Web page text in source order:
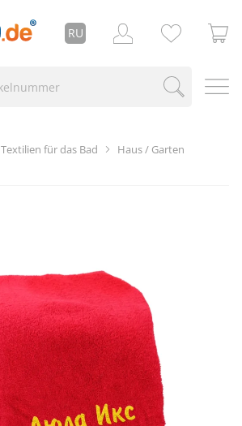
RU
Haus / Garten
Textilien für das Bad